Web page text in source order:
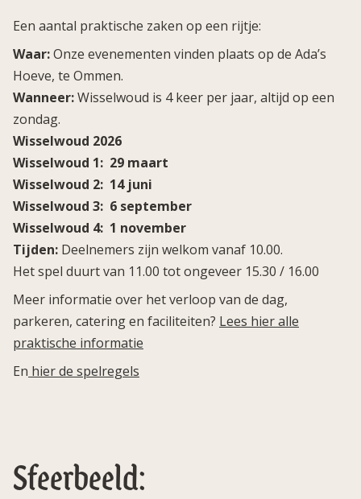
Een aantal praktische zaken op een rijtje:
Waar:Onze evenementen vinden plaats op de Ada’s
Hoeve, te Ommen.
Wanneer:Wisselwoud is 4 keer per jaar, altijd op een
zondag.
Wisselwoud 2026
Wisselwoud 1: 29 maart
Wisselwoud 2: 14 juni
Wisselwoud 3: 6 september
Wisselwoud 4: 1 november
Tijden: Deelnemers zijn welkom vanaf 10.00.
Het spel duurt van 11.00 tot ongeveer 15.30 / 16.00
Meer informatie over het verloop van de dag,
parkeren, catering en faciliteiten? Lees hier alle
praktische informatie
En hier de spelregels
Sfeerbeeld: